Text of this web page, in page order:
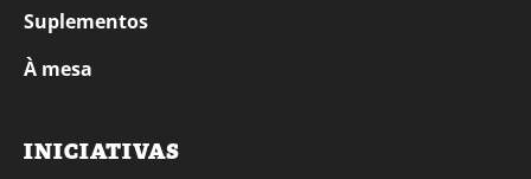
Suplementos
À mesa
INICIATIVAS